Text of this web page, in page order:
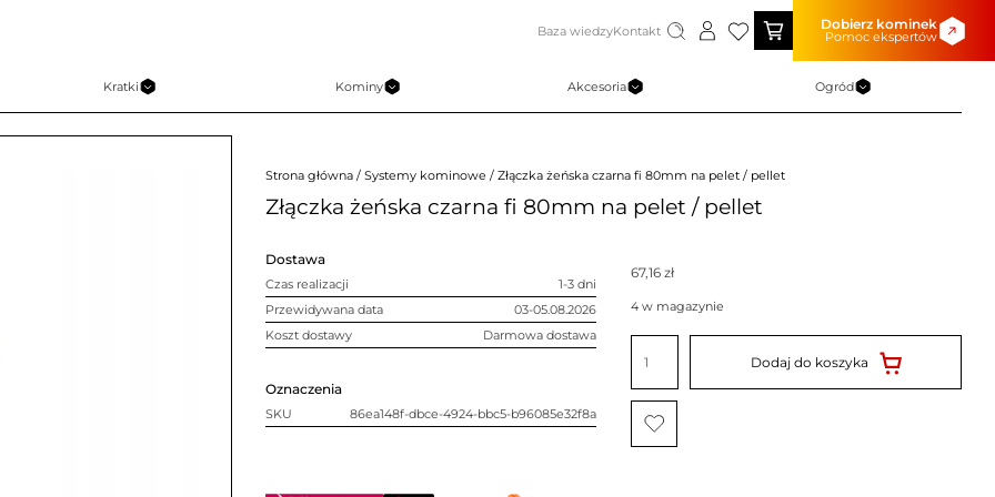
Baza wiedzyKontakt Dobierz kominek
Pomoc ekspertów
Kratki Kominy Akcesoria Ogród
Strona główna / Systemy kominowe / Złączka żeńska czarna fi 80mm na pelet / pellet
Złączka żeńska czarna fi 80mm na pelet / pellet
Dostawa
Czas realizacji
1-3 dni
Przewidywana data
03-05.08.2026
Koszt dostawy
Darmowa dostawa
Oznaczenia
SKU 86ea148f-dbce-4924-bbc5-b96085e32f8a
67,16 zł
4 w magazynie
ilość
Złączka
żeńska
czarna
fi
80mm
na
pelet
Dodaj do koszyka